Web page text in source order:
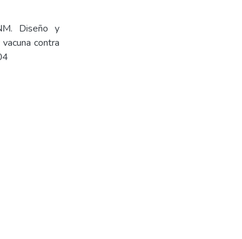
Diseño y
contra